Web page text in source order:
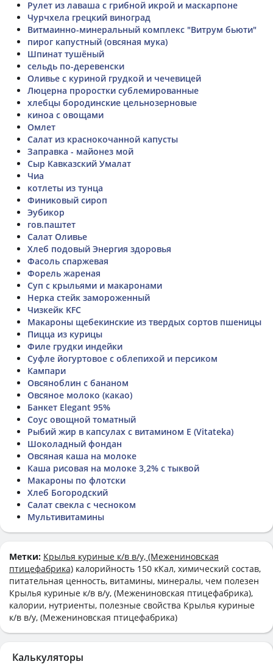
Рулет из лаваша с грибной икрой и маскарпоне
Чурчхела грецкий виноград
Витмаинно-минеральный комплекс "Витрум бьюти"
пирог капустный (овсяная мука)
Шпинат тушёный
сельдь по-деревенски
Оливье с куриной грудкой и чечевицей
Люцерна проростки сублемированные
хлебцы бородинские цельнозерновые
киноа с овощами
Омлет
Салат из краснокочанной капусты
Заправка - майонез мой
Сыр Кавказский Умалат
Чиа
котлеты из тунца
Финиковый сироп
Эубикор
гов.паштет
Салат Оливье
Хлеб подовый Энергия здоровья
Фасоль спаржевая
Форель жареная
Суп с крыльями и макаронами
Нерка стейк замороженный
Чизкейк KFC
Макароны щебекинские из твердых сортов пшеницы
Пицца из курицы
Филе грудки индейки
Суфле йогуртовое с облепихой и персиком
Кампари
Овсяноблин с бананом
Овсяное молоко (какао)
Банкет Elegant 95%
Соус овощной томатный
Рыбий жир в капсулах с витамином Е (Vitateka)
Шоколадный фондан
Овсяная каша на молоке
Каша рисовая на молоке 3,2% с тыквой
Макароны по флотски
Хлеб Богородский
Салат свекла с чесноком
Мультивитамины
Метки: Крылья куриные к/в в/у, (Межениновская
птицефабрика) калорийность 150 кКал, химический состав,
питательная ценность, витамины, минералы, чем полезен
Крылья куриные к/в в/у, (Межениновская птицефабрика),
калории, нутриенты, полезные свойства Крылья куриные
к/в в/у, (Межениновская птицефабрика)
Калькуляторы